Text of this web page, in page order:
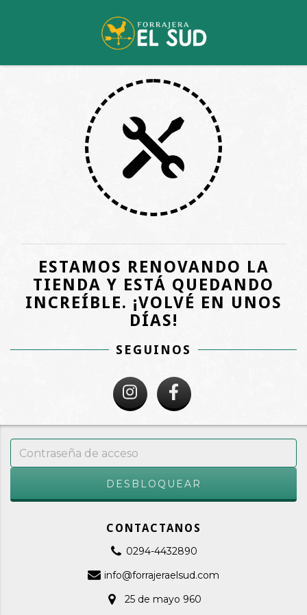
ESTAMOS RENOVANDO LA
TIENDA Y ESTÁ QUEDANDO
INCREÍBLE. ¡VOLVÉ EN UNOS
DÍAS!
SEGUINOS
CONTACTANOS
0294-4432890
info@forrajeraelsud.com
25 de mayo 960